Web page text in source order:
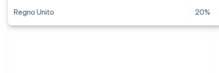
Regno Unito 20%